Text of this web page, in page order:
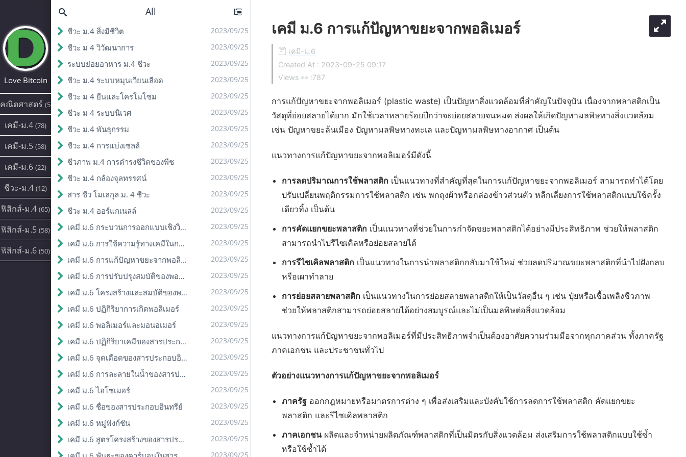
Love Bitcoin
คณิตศาสตร์ (5)
เคมี-ม.4 (78)
เคมี-ม.5 (58)
เคมี-ม.6 (22)
ชีวะ-ม.4 (12)
ฟิสิกส์-ม.4 (65)
ฟิสิกส์-ม.5 (58)
ฟิสิกส์-ม.6 (50)
All
ชีวะ ม.4 สิ่งมีชีวิต 2023/09/25
ชีวะ ม 4 วิวัฒนาการ 2023/09/25
ระบบย่อยอาหาร ม.4 ชีวะ 2023/09/25
ชีวะ ม.4 ระบบหมุนเวียนเลือด 2023/09/25
ชีวะ ม 4 ยีนและโครโมโซม 2023/09/25
ชีวะ ม 4 ระบบนิเวศ 2023/09/25
ชีวะ ม.4 พันธุกรรม 2023/09/25
ชีวะ ม.4 การแบ่งเซลล์ 2023/09/25
ชีวภาพ ม.4 การดํารงชีวิตของพืช 2023/09/25
ชีวะ ม.4 กล้องจุลทรรศน์ 2023/09/25
สาร ชีว โมเลกุล ม. 4 ชีวะ 2023/09/25
ชีวะ ม.4 ออร์แกเนลล์ 2023/09/25
เคมี ม.6 กระบวนการออกแบบเชิงวิศวกรรม 2023/09/25
เคมี ม.6 การใช้ความรู้ทางเคมีในการแก้ปัญหา 2023/09/25
เคมี ม.6 การแก้ปัญหาขยะจากพอลิเมอร์ 2023/09/25
เคมี ม.6 การปรับปรุงสมบัติของพอลิเมอร์ 2023/09/25
เคมี ม.6 โครงสร้างและสมบัติของพอลิเมอร์ 2023/09/25
เคมี ม.6 ปฏิกิริยาการเกิดพอลิเมอร์ 2023/09/25
เคมี ม.6 พอลิเมอร์และมอนอเมอร์ 2023/09/25
เคมี ม.6 ปฏิกิริยาเคมีของสารประกอบอินทรีย์ 2023/09/25
เคมี ม.6 จุดเดือดของสารประกอบอินทรีย์ 2023/09/25
เคมี ม.6 การละลายในน้ำของสารประกอบอินทรีย์ 2023/09/25
เคมี ม.6 ไอโซเมอร์ 2023/09/25
เคมี ม.6 ชื่อของสารประกอบอินทรีย์ 2023/09/25
เคมี ม.6 หมู่ฟังก์ชัน 2023/09/25
เคมี ม.6 สูตรโครงสร้างของสารประกอบอินทรีย์ 2023/09/25
2023/09/25
<
เคมี ม.6 การแก้ปัญหาขยะจากพอลิเมอร์
เคมี-ม.6
Created At : 2023-09-25 09:17
Views 👀 :787
การแก้ปัญหาขยะจากพอลิเมอร์ (plastic waste) เป็นปัญหาสิ่งแวดล้อมที่สำคัญในปัจจุบัน เนื่องจากพลาสติกเป็น
วัสดุที่ย่อยสลายได้ยาก มักใช้เวลาหลายร้อยปีกว่าจะย่อยสลายจนหมด ส่งผลให้เกิดปัญหามลพิษทางสิ่งแวดล้อม
เช่น ปัญหาขยะล้นเมือง ปัญหามลพิษทางทะเล และปัญหามลพิษทางอากาศ เป็นต้น
แนวทางการแก้ปัญหาขยะจากพอลิเมอร์มีดังนี้
การลดปริมาณการใช้พลาสติก เป็นแนวทางที่สำคัญที่สุดในการแก้ปัญหาขยะจากพอลิเมอร์ สามารถทำได้โดย
ปรับเปลี่ยนพฤติกรรมการใช้พลาสติก เช่น พกถุงผ้าหรือกล่องข้าวส่วนตัว หลีกเลี่ยงการใช้พลาสติกแบบใช้ครั้ง
เดียวทิ้ง เป็นต้น
การคัดแยกขยะพลาสติก เป็นแนวทางที่ช่วยในการกำจัดขยะพลาสติกได้อย่างมีประสิทธิภาพ ช่วยให้พลาสติก
สามารถนำไปรีไซเคิลหรือย่อยสลายได้
การรีไซเคิลพลาสติก เป็นแนวทางในการนำพลาสติกกลับมาใช้ใหม่ ช่วยลดปริมาณขยะพลาสติกที่นำไปฝังกลบ
หรือเผาทำลาย
การย่อยสลายพลาสติก เป็นแนวทางในการย่อยสลายพลาสติกให้เป็นวัสดุอื่น ๆ เช่น ปุ๋ยหรือเชื้อเพลิงชีวภาพ
ช่วยให้พลาสติกสามารถย่อยสลายได้อย่างสมบูรณ์และไม่เป็นมลพิษต่อสิ่งแวดล้อม
แนวทางการแก้ปัญหาขยะจากพอลิเมอร์ที่มีประสิทธิภาพจำเป็นต้องอาศัยความร่วมมือจากทุกภาคส่วน ทั้งภาครัฐ
ภาคเอกชน และประชาชนทั่วไป
ตัวอย่างแนวทางการแก้ปัญหาขยะจากพอลิเมอร์
ภาครัฐ ออกกฎหมายหรือมาตรการต่าง ๆ เพื่อส่งเสริมและบังคับใช้การลดการใช้พลาสติก คัดแยกขยะ
พลาสติก และรีไซเคิลพลาสติก
ภาคเอกชนผลิตและจำหน่ายผลิตภัณฑ์พลาสติกที่เป็นมิตรกับสิ่งแวดล้อม ส่งเสริมการใช้พลาสติกแบบใช้ซ้ำ
หรือใช้ซ้ำได้